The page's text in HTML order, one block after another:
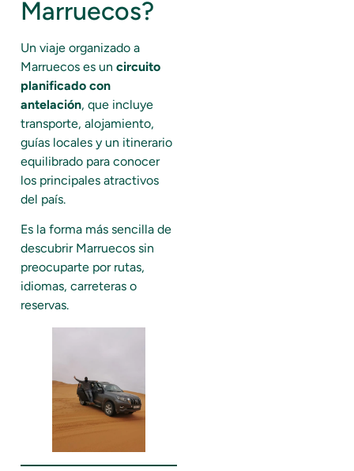
Marruecos?
Un viaje organizado a
Marruecos es un circuito
planificado con
antelación, que incluye
transporte, alojamiento,
guías locales y un itinerario
equilibrado para conocer
los principales atractivos
del país.
Es la forma más sencilla de
descubrir Marruecos sin
preocuparte por rutas,
idiomas, carreteras o
reservas.